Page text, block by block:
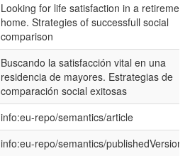
Looking for life satisfaction in a retirement
home. Strategies of successfull social
comparison
Buscando la satisfacción vital en una
residencia de mayores. Estrategias de
comparación social exitosas
info:eu-repo/semantics/article
info:eu-repo/semantics/publishedVersion